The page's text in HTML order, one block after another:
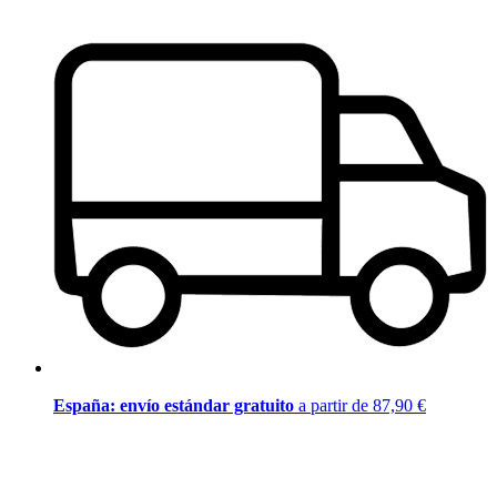
España: envío estándar gratuito a partir de 87,90 €